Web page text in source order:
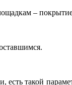
–
такой